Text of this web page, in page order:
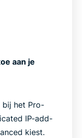
aan je
bij het Pro-
IP-add-
kiest.